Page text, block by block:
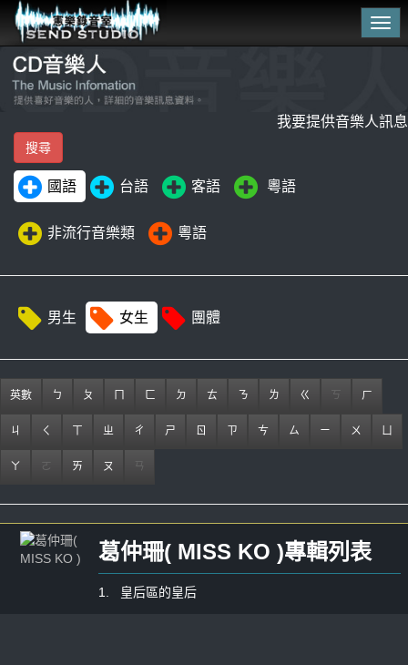
我要提供音樂人訊息
國語 台語 客語 粵語
非流行音樂類 粵語
男生 女生 團體
英數 ㄅ ㄆ ㄈ ㄉ ㄊ ㄋ ㄌ ㄍ ㄎ ㄏ
ㄐ ㄑ ㄓ ㄔ ㄕ ㄖ ㄗ ㄘ ㄙ ㄧ ㄨ ㄩ
ㄚ ㄛ ㄞ ㄡ ㄢ
葛仲珊( MISS KO )專輯列表
1. 皇后區的皇后